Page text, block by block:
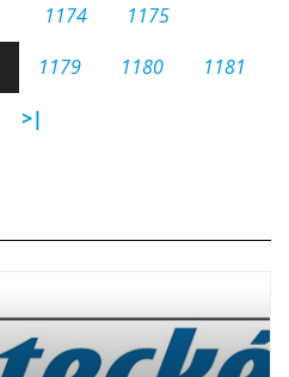
1174
1175
1179 1180
1181
>|